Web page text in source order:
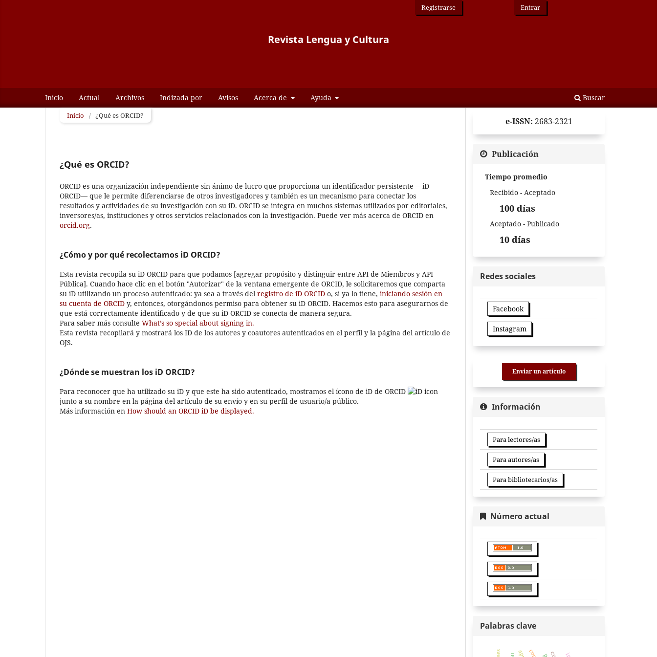
Revista Lengua y Cultura
Inicio Actual Archivos Indizada por Avisos Acerca de Ayuda Buscar
Registrarse Entrar
Inicio / ¿Qué es ORCID?
¿Qué es ORCID?
ORCID es una organización independiente sin ánimo de lucro que proporciona un identificador persistente —iD
ORCID— que le permite diferenciarse de otros investigadores y también es un mecanismo para conectar los
resultados y actividades de su investigación con su iD. ORCID se integra en muchos sistemas utilizados por editoriales,
inversores/as, instituciones y otros servicios relacionados con la investigación. Puede ver más acerca de ORCID en
orcid.org.
¿Cómo y por qué recolectamos iD ORCID?
Esta revista recopila su iD ORCID para que podamos [agregar propósito y distinguir entre API de Miembros y API
Pública]. Cuando hace clic en el botón "Autorizar" de la ventana emergente de ORCID, le solicitaremos que comparta
su iD utilizando un proceso autenticado: ya sea a través del registro de iD ORCID o, si ya lo tiene, iniciando sesión en
su cuenta de ORCID y, entonces, otorgándonos permiso para obtener su iD ORCID. Hacemos esto para asegurarnos de
que está correctamente identificado y de que su iD ORCID se conecta de manera segura.
Para saber más consulte What’s so special about signing in.
Esta revista recopilará y mostrará los ID de los autores y coautores autenticados en el perfil y la página del artículo de
OJS.
¿Dónde se muestran los iD ORCID?
Para reconocer que ha utilizado su iD y que este ha sido autenticado, mostramos el ícono de iD de ORCID
junto a su nombre en la página del artículo de su envío y en su perfil de usuario/a público.
Más información en How should an ORCID iD be displayed.
e-ISSN: 2683-2321
Publicación
Tiempo promedio
Recibido - Aceptado
100 días
Aceptado - Publicado
10 días
Redes sociales
Facebook
Instagram
Enviar un artículo
Información
Para lectores/as
Para autores/as
Para bibliotecarios/as
Número actual
Palabras clave